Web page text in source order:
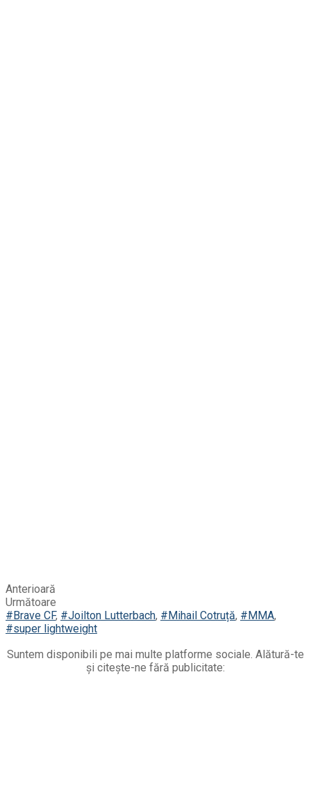
Anterioară
Următoare
#Brave CF, #Joilton Lutterbach, #Mihail Cotruță, #MMA,
#super lightweight
Suntem disponibili pe mai multe platforme sociale. Alătură-te
și citește-ne fără publicitate: